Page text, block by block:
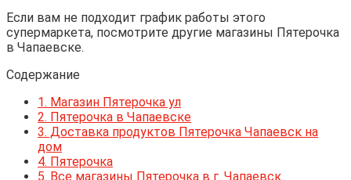
Если вам не подходит график работы этого
супермаркета, посмотрите другие магазины Пятерочка
в Чапаевске.
Содержание
1. Магазин Пятерочка ул
2. Пятерочка в Чапаевске
3. Доставка продуктов Пятерочка Чапаевск на
дом
4. Пятерочка
5. Все магазины Пятерочка в г. Чапаевск